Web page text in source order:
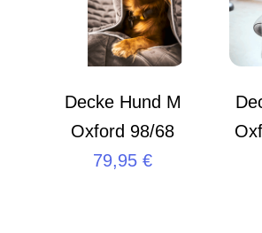
Decke Hund M
Oxford 98/68
79,95€